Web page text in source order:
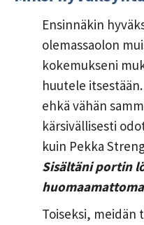
Ensinnäkin
olemassaolon
kokemukseni
huutele
ehkä vähän
kärsivällisesti
kuin Pekka
Sisältäni portin
Toiseksi, meidän